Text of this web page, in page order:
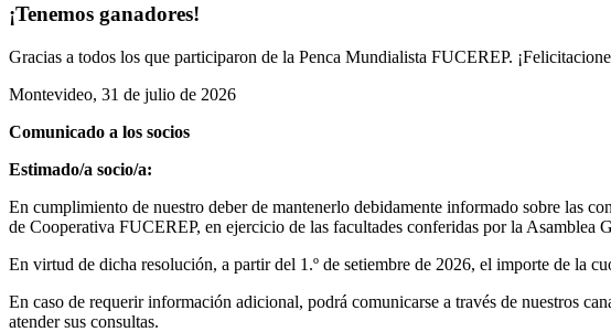
¡Tenemos ganadores!
Gracias a todos los que participaron de la Penca Mundialista FUCEREP.
Montevideo, 31 de julio de 2026
Comunicado a los socios
Estimado/a socio/a:
En cumplimiento de nuestro deber de mantenerlo debidamente informado sobre las
de Cooperativa FUCEREP, en ejercicio de las facultades conferidas por la Asamblea
En virtud de dicha resolución, a partir del 1.º de setiembre de 2026, el importe de la
En caso de requerir información adicional, podrá comunicarse a través de nuestros
atender sus consultas.